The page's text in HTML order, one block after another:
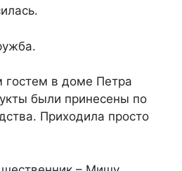
гостем в доме Петра
были принесены по
Приходила просто